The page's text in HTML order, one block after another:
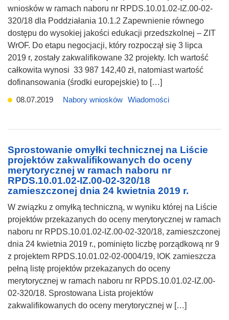
wniosków w ramach naboru nr RPDS.10.01.02-IZ.00-02-
320/18 dla Poddziałania 10.1.2 Zapewnienie równego
dostępu do wysokiej jakości edukacji przedszkolnej – ZIT
WrOF. Do etapu negocjacji, który rozpoczął się 3 lipca
2019 r, zostały zakwalifikowane 32 projekty. Ich wartość
całkowita wynosi 33 987 142,40 zł, natomiast wartość
dofinansowania (środki europejskie) to […]
08.07.2019
Nabory wniosków Wiadomości
Sprostowanie omyłki technicznej na Liście
projektów zakwalifikowanych do oceny
merytorycznej w ramach naboru nr
RPDS.10.01.02-IZ.00-02-320/18
zamieszczonej dnia 24 kwietnia 2019 r.
W związku z omyłką techniczną, w wyniku której na Liście
projektów przekazanych do oceny merytorycznej w ramach
naboru nr RPDS.10.01.02-IZ.00-02-320/18, zamieszczonej
dnia 24 kwietnia 2019 r., pominięto liczbę porządkową nr 9
z projektem RPDS.10.01.02-02-0004/19, IOK zamieszcza
pełną listę projektów przekazanych do oceny
merytorycznej w ramach naboru nr RPDS.10.01.02-IZ.00-
02-320/18. Sprostowana Lista projektów
zakwalifikowanych do oceny merytorycznej w […]